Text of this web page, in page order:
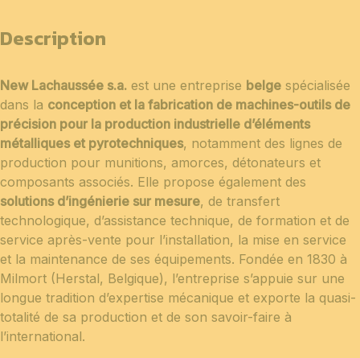
Description
New Lachaussée s.a. est une entreprise belge spécialisée
dans la conception et la fabrication de machines-outils de
précision pour la production industrielle d’éléments
métalliques et pyrotechniques, notamment des lignes de
production pour munitions, amorces, détonateurs et
composants associés. Elle propose également des
solutions d’ingénierie sur mesure, de transfert
technologique, d’assistance technique, de formation et de
service après-vente pour l’installation, la mise en service
et la maintenance de ses équipements. Fondée en 1830 à
Milmort (Herstal, Belgique), l’entreprise s’appuie sur une
longue tradition d’expertise mécanique et exporte la quasi-
totalité de sa production et de son savoir-faire à
l’international.